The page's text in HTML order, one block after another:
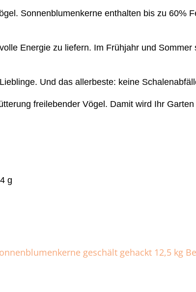
Sonnenblumenkerne enthalten bis zu 60%
Energie zu liefern. Im Frühjahr und
Und das allerbeste: keine
freilebender Vögel. Damit wird Ihr
g
geschält gehackt 12,5 kg